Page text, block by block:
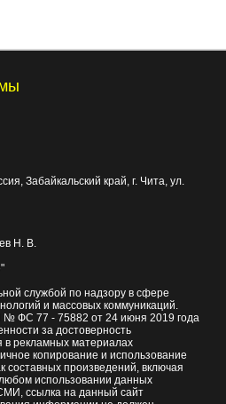
Забайкальский край, г. Чита, ул.
Н. В.
службой по надзору в сфере
и массовых коммуникаций.
№ ФС 77 - 75882 от 24 июня 2019 года
за достоверность
рекламных материалах
копирование и использование
составных произведений, включая
использовании данных
ссылка на данный сайт